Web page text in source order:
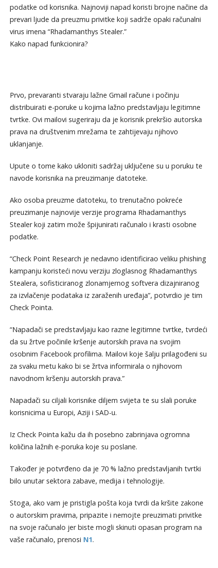
podatke od korisnika. Najnoviji napad koristi brojne načine da
prevari ljude da preuzmu privitke koji sadrže opaki računalni
virus imena “Rhadamanthys Stealer.”
Kako napad funkcionira?
Prvo, prevaranti stvaraju lažne Gmail račune i počinju
distribuirati e-poruke u kojima lažno predstavljaju legitimne
tvrtke. Ovi mailovi sugeriraju da je korisnik prekršio autorska
prava na društvenim mrežama te zahtijevaju njihovo
uklanjanje.
Upute o tome kako ukloniti sadržaj uključene su u poruku te
navode korisnika na preuzimanje datoteke.
Ako osoba preuzme datoteku, to trenutačno pokreće
preuzimanje najnovije verzije programa Rhadamanthys
Stealer koji zatim može špijunirati računalo i krasti osobne
podatke.
“Check Point Research je nedavno identificirao veliku phishing
kampanju koristeći novu verziju zloglasnog Rhadamanthys
Stealera, sofisticiranog zlonamjernog softvera dizajniranog
za izvlačenje podataka iz zaraženih uređaja”, potvrdio je tim
Check Pointa.
“Napadači se predstavljaju kao razne legitimne tvrtke, tvrdeći
da su žrtve počinile kršenje autorskih prava na svojim
osobnim Facebook profilima. Mailovi koje šalju prilagođeni su
za svaku metu kako bi se žrtva informirala o njihovom
navodnom kršenju autorskih prava.”
Napadači su ciljali korisnike diljem svijeta te su slali poruke
korisnicima u Europi, Aziji i SAD-u.
Iz Check Pointa kažu da ih posebno zabrinjava ogromna
količina lažnih e-poruka koje su poslane.
Također je potvrđeno da je 70 % lažno predstavljanih tvrtki
bilo unutar sektora zabave, medija i tehnologije.
Stoga, ako vam je pristigla pošta koja tvrdi da kršite zakone
o autorskim pravima, pripazite i nemojte preuzimati privitke
na svoje računalo jer biste mogli skinuti opasan program na
vaše računalo, prenosi N1.